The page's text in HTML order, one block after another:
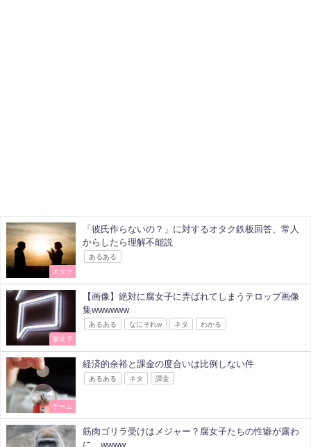
オタク
「彼氏作らないの？」に対するオタク鉄板回答、常人
からしたら理解不能説
あるある
腐女子
【画像】絶対に腐女子に弄ばれてしまうテロップ画像
集wwwwww
あるある なにそれw ネタ わかる
ゲーム
経済的余裕と課金の度合いは比例しない件
あるある ネタ 課金
筋肉ゴリラ受けはメジャー？腐女子たちの性癖が露わ
に…wwww